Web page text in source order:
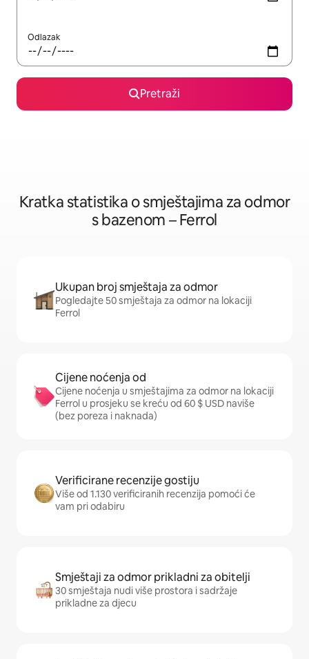
Odlazak
Pretraži
Kratka statistika o smještajima za odmor
s bazenom – Ferrol
Ukupan broj smještaja za odmor
Pogledajte 50 smještaja za odmor na lokaciji
Ferrol
Cijene noćenja od
Cijene noćenja u smještajima za odmor na lokaciji
Ferrol u prosjeku se kreću od 60 $ USD naviše
(bez poreza i naknada)
Verificirane recenzije gostiju
Više od 1.130 verificiranih recenzija pomoći će
vam pri odabiru
Smještaji za odmor prikladni za obitelji
30 smještaja nudi više prostora i sadržaje
prikladne za djecu